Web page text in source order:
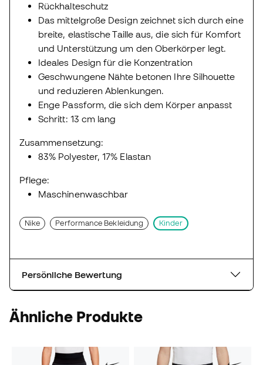
Rückhalteschutz
Das mittelgroße Design zeichnet sich durch eine
breite, elastische Taille aus, die sich für Komfort
und Unterstützung um den Oberkörper legt.
Ideales Design für die Konzentration
Geschwungene Nähte betonen Ihre Silhouette
und reduzieren Ablenkungen.
Enge Passform, die sich dem Körper anpasst
Schritt: 13 cm lang
Zusammensetzung:
83% Polyester, 17% Elastan
Pflege:
Maschinenwaschbar
Nike Performance Bekleidung Kinder
Persönliche Bewertung
Ähnliche Produkte